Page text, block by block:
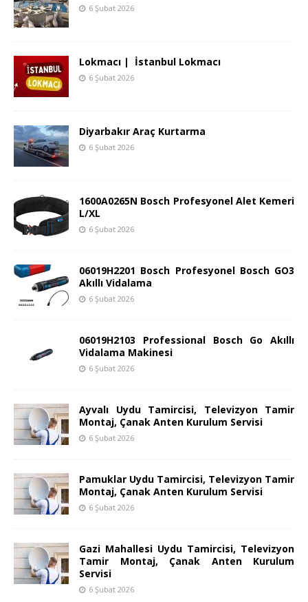
6 Şubat 2026
Lokmacı | İstanbul Lokmacı
6 Şubat 2026
Diyarbakır Araç Kurtarma
6 Şubat 2026
1600A0265N Bosch Profesyonel Alet Kemeri
L/XL
6 Şubat 2026
06019H2201 Bosch Profesyonel Bosch GO3
Akıllı Vidalama
6 Şubat 2026
06019H2103 Professional Bosch Go Akıllı
Vidalama Makinesi
6 Şubat 2026
Ayvalı Uydu Tamircisi, Televizyon Tamir
Montaj, Çanak Anten Kurulum Servisi
6 Şubat 2026
Pamuklar Uydu Tamircisi, Televizyon Tamir
Montaj, Çanak Anten Kurulum Servisi
6 Şubat 2026
Gazi Mahallesi Uydu Tamircisi, Televizyon
Tamir Montaj, Çanak Anten Kurulum
Servisi
6 Şubat 2026